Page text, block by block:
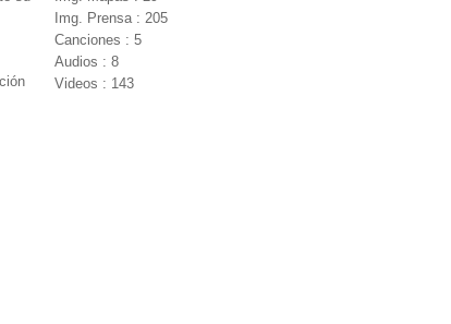
Img. Prensa : 205
Canciones : 5
Audios : 8
Videos : 143